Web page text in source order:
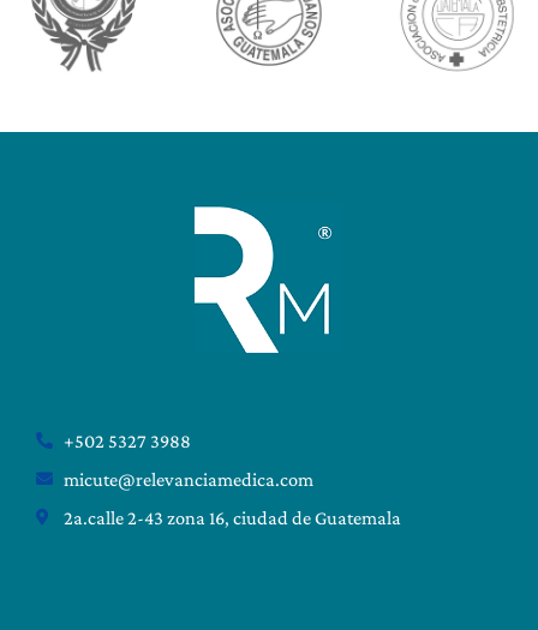
+502 5327 3988
micute@relevanciamedica.com
2a.calle 2-43 zona 16, ciudad de Guatemala